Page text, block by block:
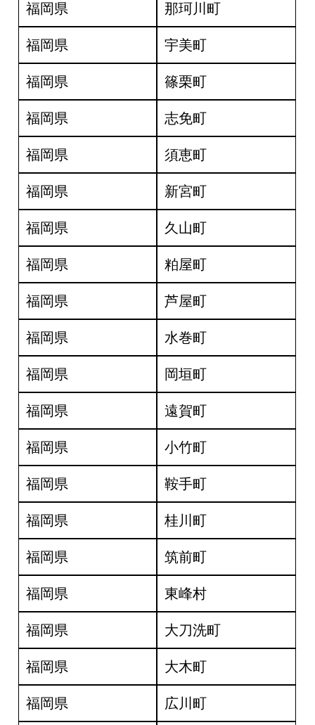
福岡県 那珂川町
福岡県 宇美町
福岡県 篠栗町
福岡県 志免町
福岡県 須恵町
福岡県 新宮町
福岡県 久山町
福岡県 粕屋町
福岡県 芦屋町
福岡県 水巻町
福岡県 岡垣町
福岡県 遠賀町
福岡県 小竹町
福岡県 鞍手町
福岡県 桂川町
福岡県 筑前町
福岡県 東峰村
福岡県 大刀洗町
福岡県 大木町
福岡県 広川町